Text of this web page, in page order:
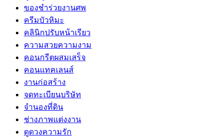
ของชำร่วยงานศพ
ครีมบัวหิมะ
คลินิกปรับหน้าเรียว
ความสวยความงาม
คอนกรีตผสมเสร็จ
คอนแทคเลนส์
งานก่อสร้าง
จดทะเบียนบริษัท
จำนองที่ดิน
ช่างภาพแต่งงาน
ดูดวงความรัก